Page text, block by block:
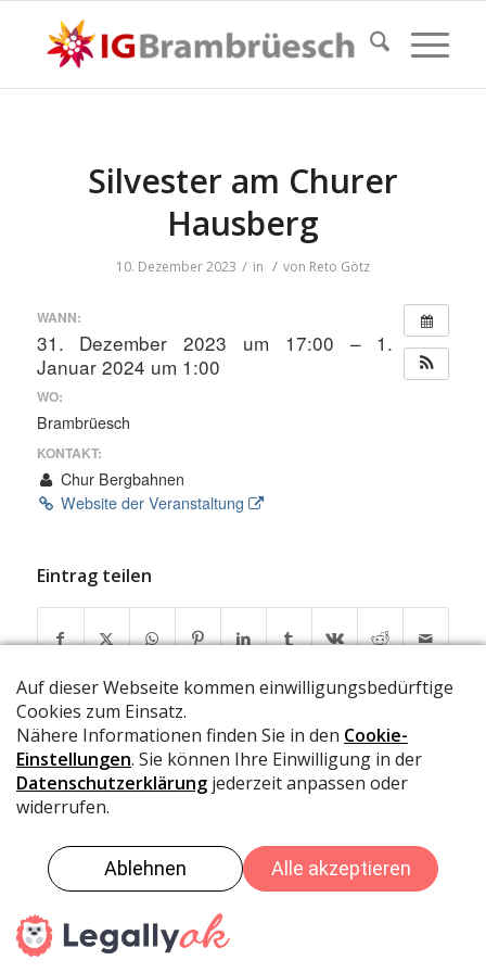
Silvester am Churer
Hausberg
10. Dezember 2023 / in / von Reto Götz
WANN:
31. Dezember 2023 um 17:00 – 1.
Januar 2024 um 1:00
WO:
Brambrüesch
KONTAKT:
Chur Bergbahnen
Website der Veranstaltung
Eintrag teilen
© IG Brambrüesch